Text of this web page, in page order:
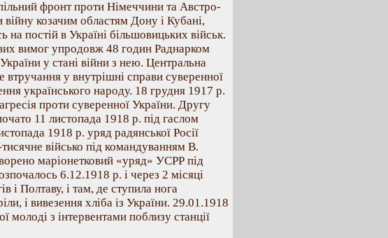
фронт проти Німеччини та Австро-
козачим областям Дону і Кубані,
на постій в Україні більшовицьких військ.
вимог упродовж 48 годин Раднарком
у стані війни з нею. Центральна
втручання у внутрішні справи суверенної
українського народу. 18 грудня 1917 р.
проти суверенної України. Другу
11 листопада 1918 р. під гаслом
1918 р. уряд радянської Росії
військо під командуванням В.
маріонетковий «уряд» УСРР під
6.12.1918 р. і через 2 місяці
і Полтаву, і там, де ступила нога
і вивезення хліба із України. 29.01.1918
молоді з інтервентами поблизу станції